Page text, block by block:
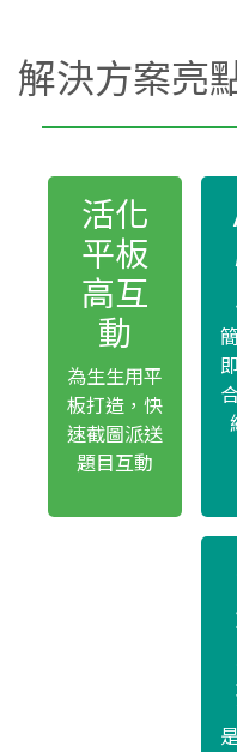
解決方案亮
活化
平板
高互
動
為生生用平
板打造，快
速截圖派送
題目互動